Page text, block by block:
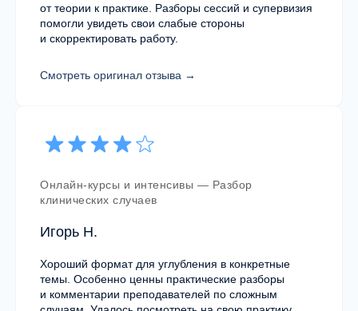
от теории к практике. Разборы сессий и супервизия
помогли увидеть свои слабые стороны
и скорректировать работу.
Смотреть оригинал отзыва →
Онлайн-курсы и интенсивы — Разбор
клинических случаев
Игорь Н.
Хороший формат для углубления в конкретные
темы. Особенно ценны практические разборы
и комментарии преподавателей по сложным
на обработку персональных данных